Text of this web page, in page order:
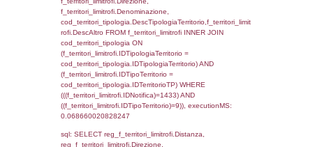
f_territori_limitrofi.Denominazione,
rofi.DescAltro FROM f_territori_limitrofi
cod_territori_tipologia ON
(f_territori_limitrofi.IDTipologiaTerritorio =
cod_territori_tipologia.IDTipologiaTerritorio)
(f_territori_limitrofi.IDTipoTerritorio =
cod_territori_tipologia.IDTerritorioTP)
(((f_territori_limitrofi.IDNotifica)=1433) AND